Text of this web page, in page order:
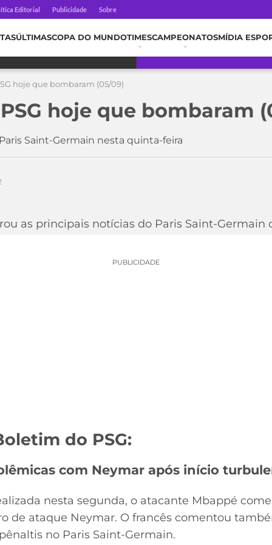
Editorial Publicidade Sobre
ÚLTIMASCOPA DO MUNDOTIMESCAMPEONATOSMÍDIA
hoje que bombaram (05/09)
hoje que bombaram
Saint-Germain nesta quinta-feira
as principais notícias do Paris Saint-Germain
PUBLICIDADE
do PSG:
com Neymar após início
nesta segunda, o atacante Mbappé
de ataque Neymar. O francês comentou
no Paris Saint-Germain.